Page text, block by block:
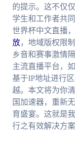
的提示。这不仅
学生和工作者共
世界杯中文直播
放，地域版权限
乡音和赛事激情
主流直播平台，
基于IP地址进行
越。本文将为你
国加速器，重新
育盛宴。这就是
行之有效解决方